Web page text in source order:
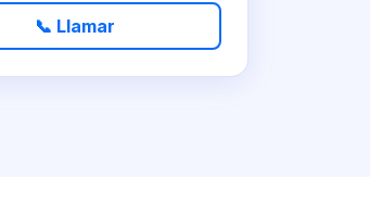
📞 Llamar